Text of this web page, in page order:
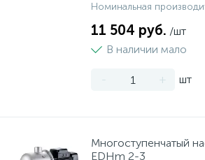
Номинальная
11 504 руб. /шт
В наличии мало
- + шт
Многоступенчатый
EDHm 2-3